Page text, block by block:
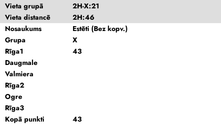
Vieta grupā
2H-X:21
Vieta distancē
2H:46
Nosaukums
Estēti (Bez kopv.)
Grupa
X
Rīga1
43
Daugmale
Valmiera
Rīga2
Ogre
Rīga3
Kopā punkti
43